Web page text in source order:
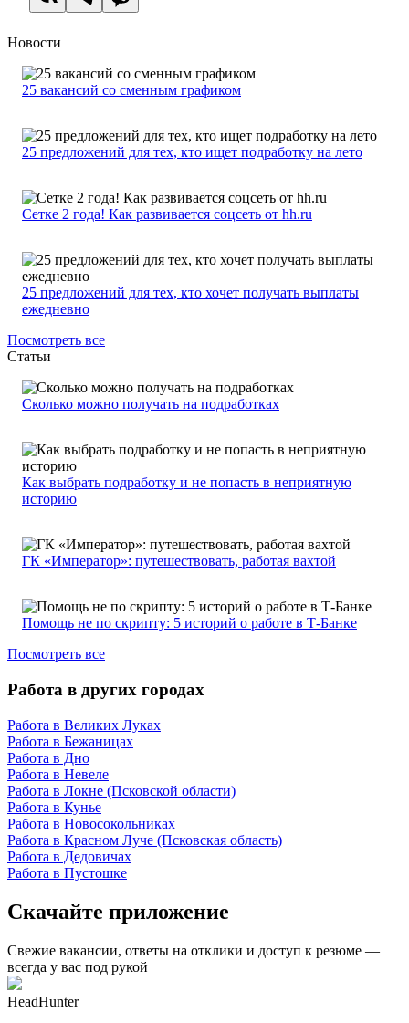
Новости
25 вакансий со сменным графиком
25 предложений для тех, кто ищет подработку на лето
Сетке 2 года! Как развивается соцсеть от hh.ru
25 предложений для тех, кто хочет получать выплаты
ежедневно
Посмотреть все
Статьи
Сколько можно получать на подработках
Как выбрать подработку и не попасть в неприятную
историю
ГК «Император»: путешествовать, работая вахтой
Помощь не по скрипту: 5 историй о работе в Т-Банке
Посмотреть все
Работа в других городах
Работа в Великих Луках
Работа в Бежаницах
Работа в Дно
Работа в Невеле
Работа в Локне (Псковской области)
Работа в Кунье
Работа в Новосокольниках
Работа в Красном Луче (Псковская область)
Работа в Дедовичах
Работа в Пустошке
Скачайте приложение
Свежие вакансии, ответы на отклики и доступ к резюме —
всегда у вас под рукой
HeadHunter